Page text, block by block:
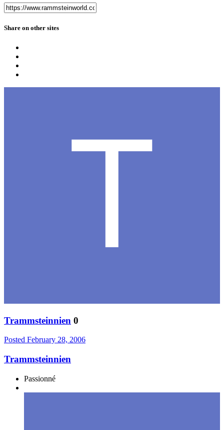
Share on other sites
Trammsteinnien 0
Posted February 28, 2006
Trammsteinnien
Passionné